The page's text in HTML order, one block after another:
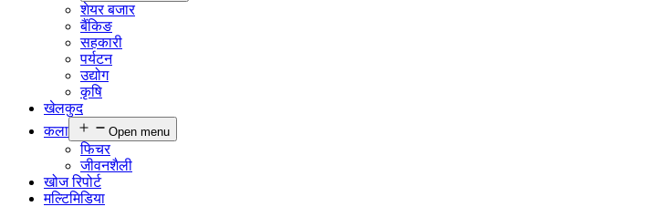
शेयर बजार
बैंकिङ
सहकारी
पर्यटन
उद्योग
कृषि
खेलकुद
कला
Open menu
फिचर
जीवनशैली
खोज रिपोर्ट
मल्टिमिडिया